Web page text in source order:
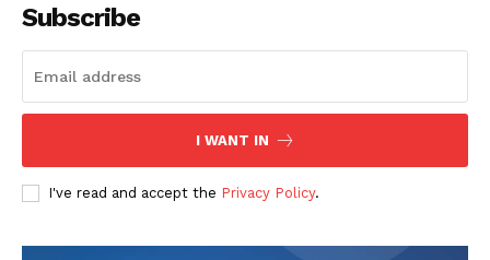
SUBSCRIBE NOW
Subscribe
I WANT IN
I've read and accept the Privacy Policy.